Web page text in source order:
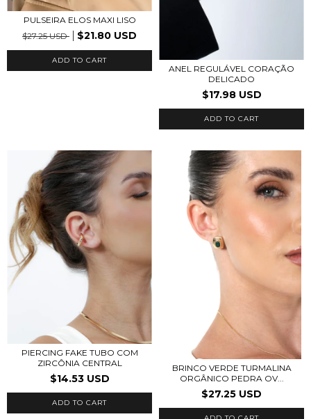
PULSEIRA ELOS MAXI LISO
$27.25 USD
$21.80 USD
ANEL REGULÁVEL CORAÇÃO
DELICADO
$17.98 USD
ADD TO CART
PIERCING FAKE TUBO COM
ZIRCÔNIA CENTRAL
$14.53 USD
ADD TO CART
BRINCO VERDE TURMALINA
ORGÂNICO PEDRA OV...
$27.25 USD